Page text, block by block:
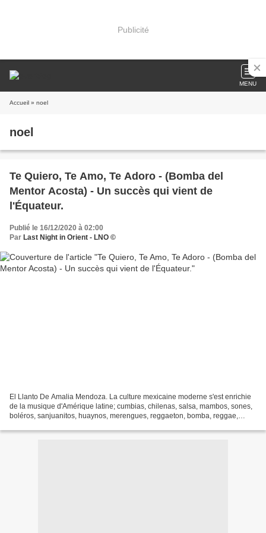
Publicité
MENU
Accueil » noel
noel
Te Quiero, Te Amo, Te Adoro - (Bomba del
Mentor Acosta) - Un succès qui vient de
l'Équateur.
Publié le 16/12/2020 à 02:00
Par Last Night in Orient - LNO ©
El Llanto De Amalia Mendoza. La culture mexicaine moderne s'est enrichie
de la musique d'Amérique latine; cumbias, chilenas, salsa, mambos, sones,
boléros, sanjuanitos, huaynos, merengues, reggaeton, bomba, reggae,